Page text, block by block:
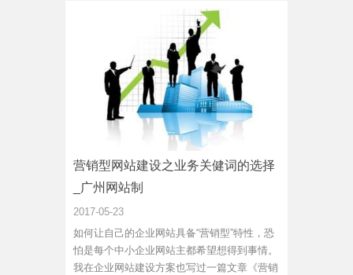
营销型网站建设之业务关健词的选择
_广州网站制
2017-05-23
如何让自己的企业网站具备“营销型”特性，恐
怕是每个中小企业网站主都希望想得到事情。
我在企业网站建设方案也写过一篇文章《营销